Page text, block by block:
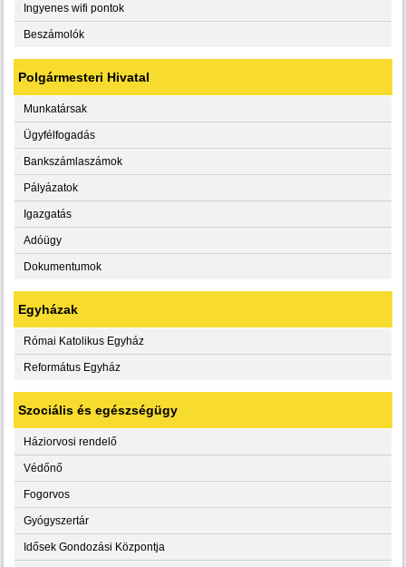
Ingyenes wifi pontok
Beszámolók
Polgármesteri Hivatal
Munkatársak
Ügyfélfogadás
Bankszámlaszámok
Pályázatok
Igazgatás
Adóügy
Dokumentumok
Egyházak
Római Katolikus Egyház
Református Egyház
Szociális és egészségügy
Háziorvosi rendelő
Védőnő
Fogorvos
Gyógyszertár
Idősek Gondozási Központja